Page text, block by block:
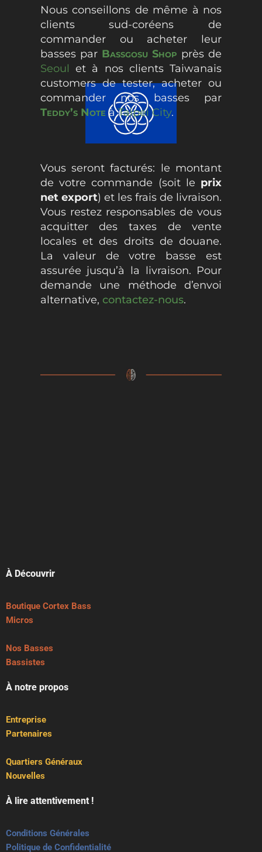
Nous conseillons de même à nos
clients sud-coréens de
commander ou acheter leur
basses par Bassgosu Shop près de
Seoul et à nos clients Taiwanais
customers de tester, acheter ou
commander nos basses par
Teddy’s Note àTaipei City.
Vous seront facturés: le montant
de votre commande (soit le prix
net export) et les frais de livraison.
Vous restez responsables de vous
acquitter des taxes de vente
locales et des droits de douane.
La valeur de votre basse est
assurée jusqu’à la livraison. Pour
demande une méthode d’envoi
alternative, contactez-nous.
À Découvrir
Boutique Cortex Bass
Micros
Nos Basses
Bassistes
À notre propos
Entreprise
Partenaires
Quartiers Généraux
Nouvelles
À lire attentivement !
Conditions Générales
Politique de Confidentialité